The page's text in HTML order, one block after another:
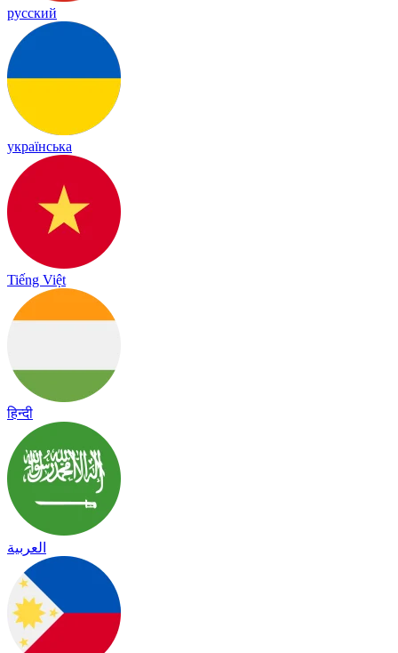
русский
українська
Tiếng Việt
हिन्दी
العربية